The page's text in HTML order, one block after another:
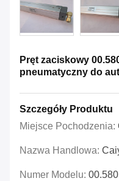
Pręt zaciskowy
pneumatyczny do
Szczegóły Produktu
Miejsce Pochodzenia:
Nazwa Handlowa:
Numer Modelu: